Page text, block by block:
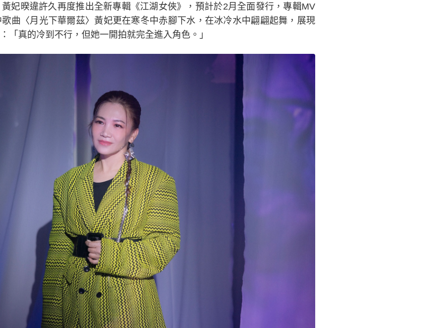
黃妃暌違許久再度推出全新專輯《江湖女俠》，預計於2月全面發行，專輯MV
曲〈月光下華爾茲〉黃妃更在寒冬中赤腳下水，在冰冷水中翩翩起舞，展現
「真的冷到不行，但她一開拍就完全進入角色。」